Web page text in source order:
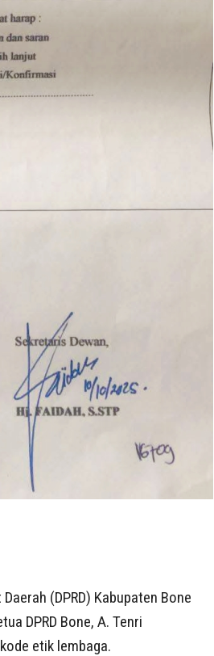
(DPRD) Kabupaten Bone
DPRD Bone, A. Tenri
etik lembaga.